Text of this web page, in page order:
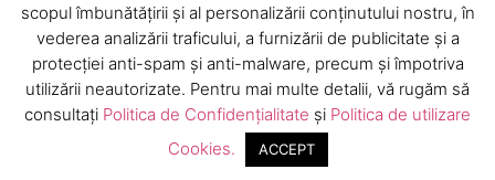
Placi Cream Flower
Lucios 60x60x1,5 Cm
Placi Honey Fiamat De
Exterior 60x60x1,5 Cm
scopul îmbunătățirii și al personalizării conținutului nostru, în
vederea analizării traficului, a furnizării de publicitate și a
protecției anti-spam și anti-malware, precum și împotriva
utilizării neautorizate. Pentru mai multe detalii, vă rugăm să
consultați Politica de Confidențialitate și Politica de utilizare
Cookies.
ACCEPT